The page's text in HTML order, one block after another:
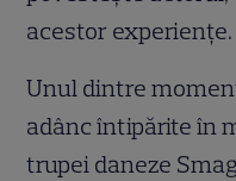
acestor experiențe.
Unul dintre
adânc întipărite în
trupei daneze